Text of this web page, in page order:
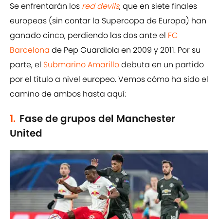
Se enfrentarán los red devils, que en siete finales
europeas (sin contar la Supercopa de Europa) han
ganado cinco, perdiendo las dos ante el FC
Barcelona de Pep Guardiola en 2009 y 2011. Por su
parte, el Submarino Amarillodebuta en un partido
por el título a nivel europeo. Vemos cómo ha sido el
camino de ambos hasta aquí:
1. Fase de grupos del Manchester
United